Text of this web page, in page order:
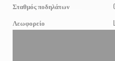
Σταθμός ποδηλάτων
Λεωφορείο